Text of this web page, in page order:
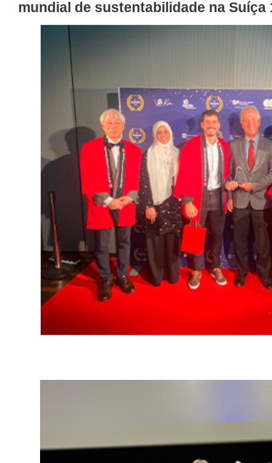
mundial de sustentabilidade na Suíça